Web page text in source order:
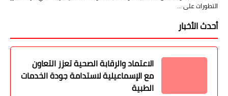
التطورات على …
أحدث الأخبار
الاعتماد والرقابة الصحية تعزز التعاون
مع الإسماعيلية لاستدامة جودة الخدمات
الطبية